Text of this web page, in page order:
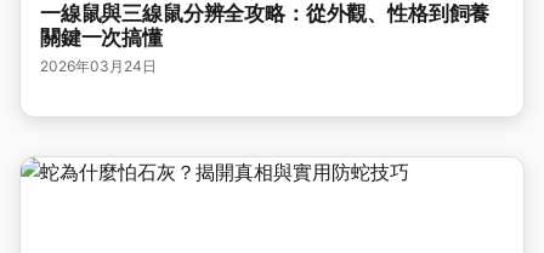
一線鼠與三線鼠分辨全攻略：從外觀、性格到飼養
關鍵一次搞懂
2026年03月24日